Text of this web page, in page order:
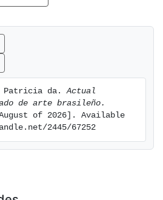
Patricia da. Actual
de arte brasileño.
of 2026]. Available
2445/67252